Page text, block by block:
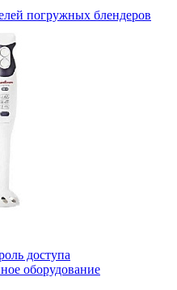
погружных блендеров
доступа
оборудование